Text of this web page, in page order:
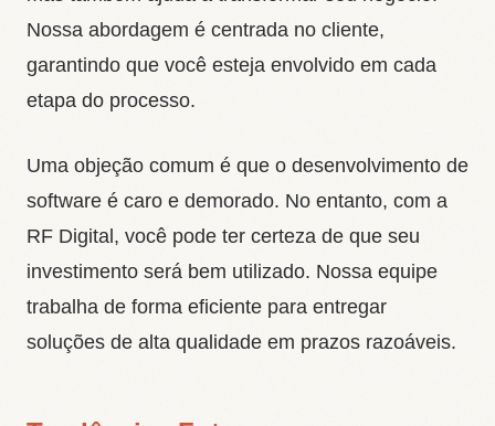
Nossa abordagem é centrada no cliente,
garantindo que você esteja envolvido em cada
etapa do processo.
Uma objeção comum é que o desenvolvimento de
software é caro e demorado. No entanto, com a
RF Digital, você pode ter certeza de que seu
investimento será bem utilizado. Nossa equipe
trabalha de forma eficiente para entregar
soluções de alta qualidade em prazos razoáveis.